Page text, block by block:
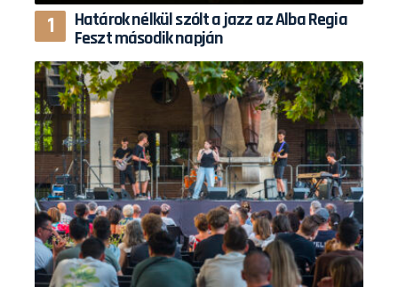
Határok nélkül szólt a jazz az Alba Regia
Feszt második napján